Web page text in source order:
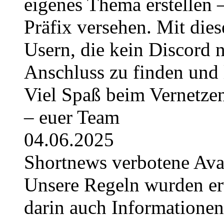
Präfix versehen. Mit
Usern, die kein Discord
Anschluss zu finden
Viel Spaß beim
– euer Team
04.06.2025
Shortnews verbotene
Unsere Regeln wurden
darin auch